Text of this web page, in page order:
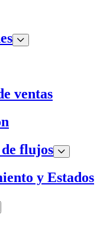
ventas
flujos
y Estados